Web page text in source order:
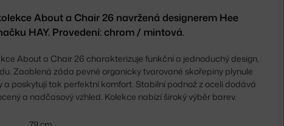
About a Chair 26 navržená designerem Hee
HAY. Provedení: chrom / mintová.
About a Chair 26 charakterizuje funkční a jednoduchý design,
Zaoblená záda pevné organicky tvarované skořepiny plynule
a poskytují tak perfektní komfort. Stabilní podnož z oceli dodává
a nadčasový vzhled. Kolekce nabízí široký výběr barev.